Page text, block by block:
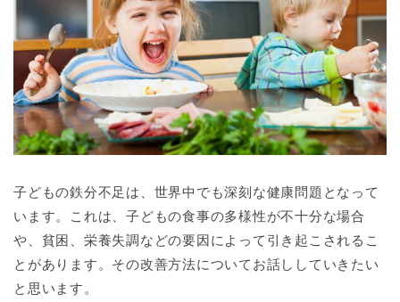
子どもの鉄分不足は、世界中でも深刻な健康問題となって
います。これは、子どもの食事の多様性が不十分な場合
や、貧困、栄養失調などの要因によって引き起こされるこ
とがあります。その改善方法についてお話ししていきたい
と思います。